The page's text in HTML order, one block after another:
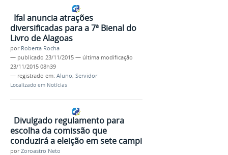
Ifal anuncia atrações
diversificadas para a 7ª Bienal do
Livro de Alagoas
por Roberta Rocha
— publicado 23/11/2015 — última modificação
23/11/2015 08h39
— registrado em: Aluno, Servidor
Localizado em Notícias
Divulgado regulamento para
escolha da comissão que
conduzirá a eleição em sete campi
porZoroastro Neto